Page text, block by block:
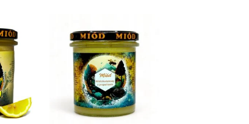
Add to
Wishlist
Add to
Wishlist
+